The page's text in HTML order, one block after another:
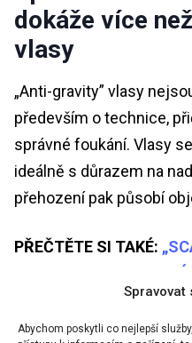
Spravovat
Abychom poskytli co nejlepší
dokáže více
vlasy
„Anti-gravity” vlasy
především o technice,
správné foukání. Vlasy
ideálně s důrazem na
přehození pak působí
PŘEČTĚTE SI TAKÉ:
REVOLUCI VE VLASOVÉ